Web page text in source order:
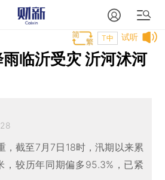
试听
T中
临沂受灾 沂河沭河
，截至7月7日18时，汛期以来累
，较历年同期偏多95.3%，已紧